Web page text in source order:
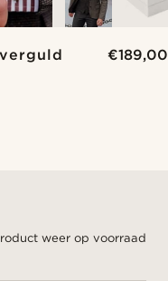
€189,00
weer op voorraad